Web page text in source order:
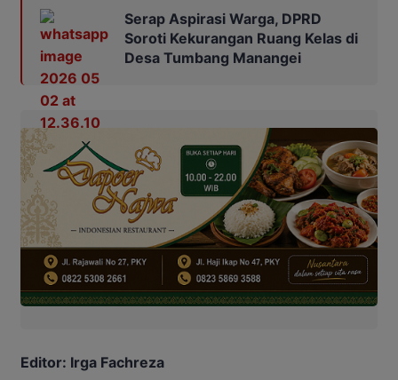
Serap Aspirasi Warga, DPRD
Soroti Kekurangan Ruang Kelas di
Desa Tumbang Manangei
Editor: Irga Fachreza